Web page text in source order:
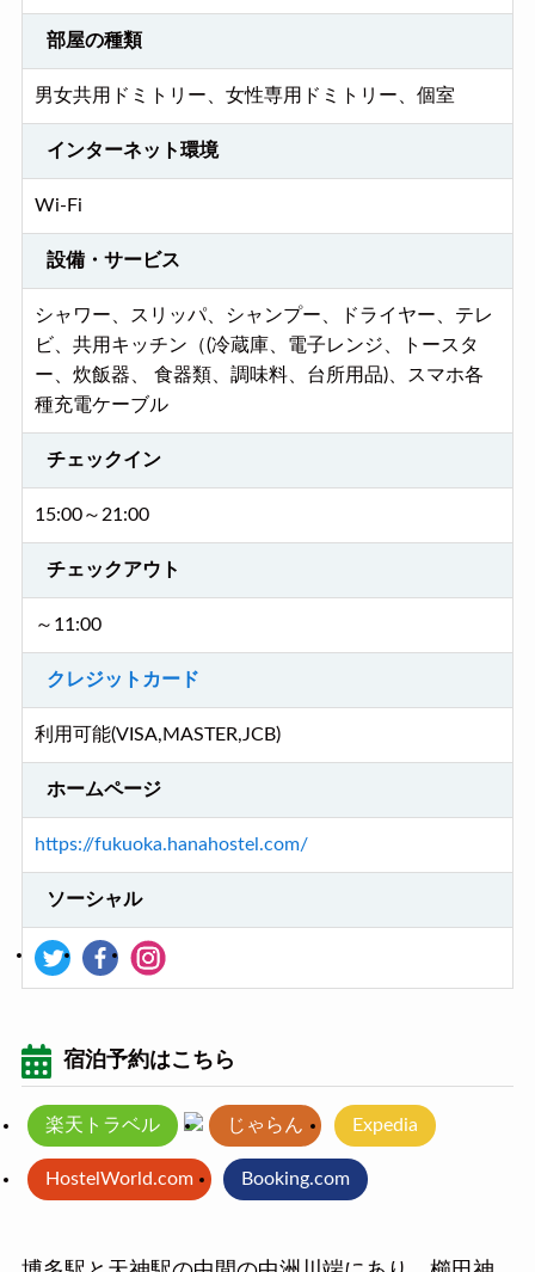
部屋の種類
男女共用ドミトリー、女性専用ドミトリー、個室
インターネット環境
Wi-Fi
設備・サービス
シャワー、スリッパ、シャンプー、ドライヤー、テレ
ビ、共用キッチン（(冷蔵庫、電子レンジ、トースタ
ー、炊飯器、 食器類、調味料、台所用品)、スマホ各
種充電ケーブル
チェックイン
15:00～21:00
チェックアウト
～11:00
クレジットカード
利用可能(VISA,MASTER,JCB)
ホームページ
https://fukuoka.hanahostel.com/
ソーシャル
宿泊予約はこちら
楽天トラベル じゃらん Expedia
HostelWorld.com Booking.com